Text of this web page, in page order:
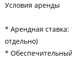
Условия аренды
* Арендная ставка:
отдельно)
*